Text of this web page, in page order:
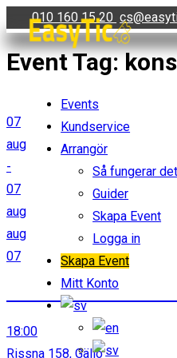
Skip
content
010 160 15 20
Events
Kundservice
Arrangör
Så fungerar det
Guider
Skapa Event
Logga in
Skapa Event
Mitt Konto
Event Tag:
07
aug
-
07
aug
aug
07
Zenit LIVE – Blues
18:00
Rissna 158, Gällö